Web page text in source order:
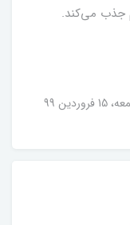
جذب می‌کند.
فروردین 99